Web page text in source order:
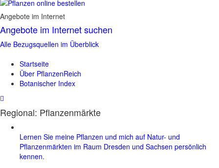
Angebote im Internet
Angebote im Internet suchen
Alle Bezugsquellen im Überblick
Startseite
Über PflanzenReich
Botanischer Index
Regional: Pflanzenmärkte
Lernen Sie meine Pflanzen und mich auf Natur- und
Pflanzenmärkten im Raum Dresden und Sachsen persönlich
kennen.